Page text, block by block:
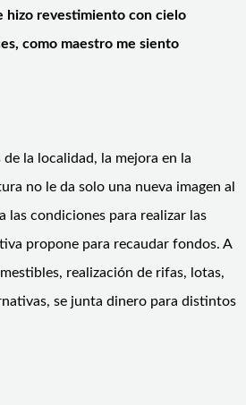
hizo revestimiento con cielo
como maestro me siento
la localidad, la mejora en la
no le da solo una nueva imagen al
las condiciones para realizar las
propone para recaudar fondos. A
realización de rifas, lotas,
se junta dinero para distintos